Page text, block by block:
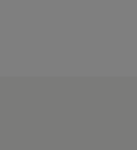
martinshof/